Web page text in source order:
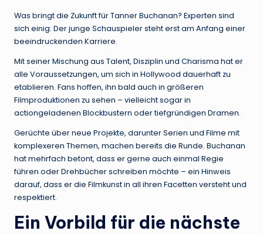
Was bringt die Zukunft für Tanner Buchanan? Experten sind
sich einig: Der junge Schauspieler steht erst am Anfang einer
beeindruckenden Karriere.
Mit seiner Mischung aus Talent, Disziplin und Charisma hat er
alle Voraussetzungen, um sich in Hollywood dauerhaft zu
etablieren. Fans hoffen, ihn bald auch in größeren
Filmproduktionen zu sehen – vielleicht sogar in
actiongeladenen Blockbustern oder tiefgründigen Dramen.
Gerüchte über neue Projekte, darunter Serien und Filme mit
komplexeren Themen, machen bereits die Runde. Buchanan
hat mehrfach betont, dass er gerne auch einmal Regie
führen oder Drehbücher schreiben möchte – ein Hinweis
darauf, dass er die Filmkunst in all ihren Facetten versteht und
respektiert.
Ein Vorbild für die nächste